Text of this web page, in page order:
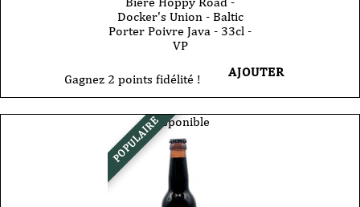
Docker's Union - Baltic
Porter Poivre Java - 33cl -
VP
Gagnez 2 points fidélité ! AJOUTER
POPULAIREDisponible